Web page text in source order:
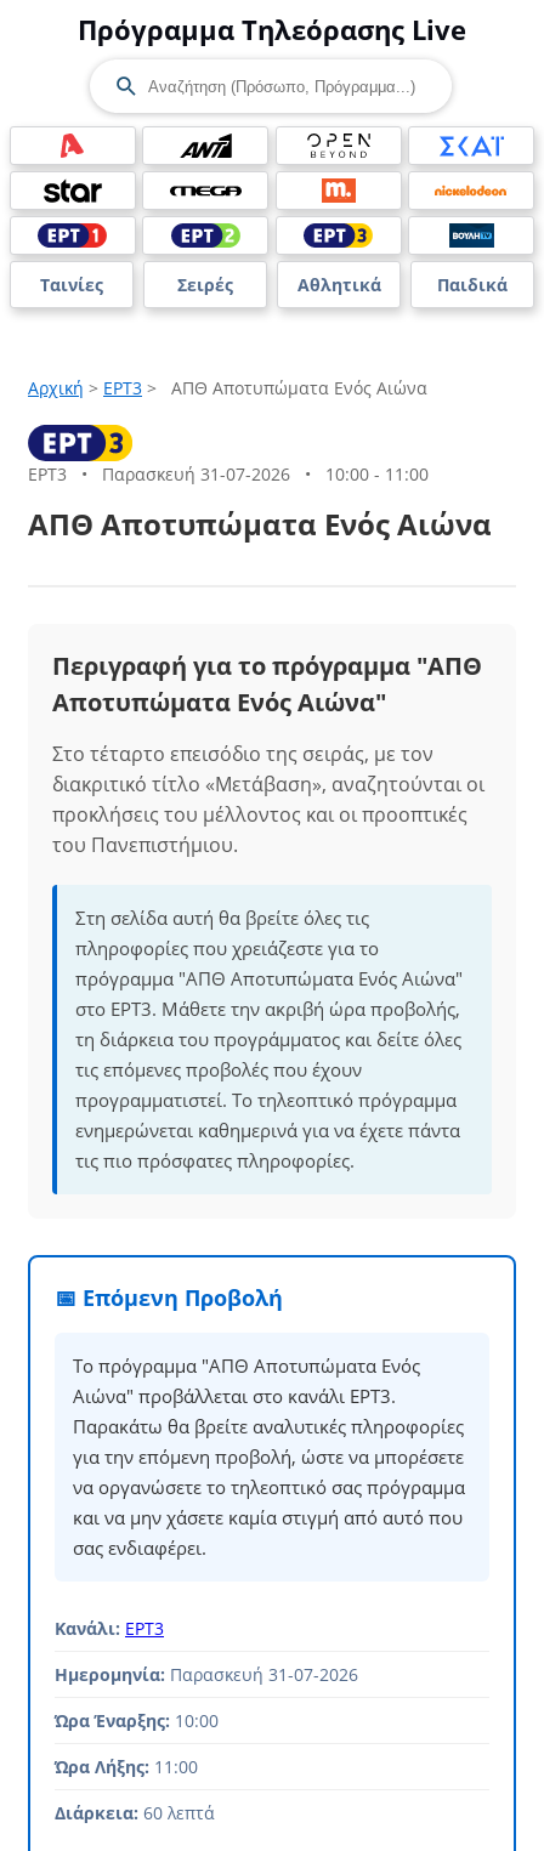
Πρόγραμμα Τηλεόρασης Live
Ταινίες Σειρές Αθλητικά Παιδικά
Αρχική > ΕΡΤ3 > ΑΠΘ Αποτυπώματα Ενός Αιώνα
ΕΡΤ3 • Παρασκευή 31-07-2026 • 10:00 - 11:00
ΑΠΘ Αποτυπώματα Ενός Αιώνα
Περιγραφή για το πρόγραμμα "ΑΠΘ
Αποτυπώματα Ενός Αιώνα"
Στο τέταρτο επεισόδιο της σειράς, με τον
διακριτικό τίτλο «Μετάβαση», αναζητούνται οι
προκλήσεις του μέλλοντος και οι προοπτικές
του Πανεπιστήμιου.
Στη σελίδα αυτή θα βρείτε όλες τις
πληροφορίες που χρειάζεστε για το
πρόγραμμα "ΑΠΘ Αποτυπώματα Ενός Αιώνα"
στο ΕΡΤ3. Μάθετε την ακριβή ώρα προβολής,
τη διάρκεια του προγράμματος και δείτε όλες
τις επόμενες προβολές που έχουν
προγραμματιστεί. Το τηλεοπτικό πρόγραμμα
ενημερώνεται καθημερινά για να έχετε πάντα
τις πιο πρόσφατες πληροφορίες.
📅 Επόμενη Προβολή
Το πρόγραμμα "ΑΠΘ Αποτυπώματα Ενός
Αιώνα" προβάλλεται στο κανάλι ΕΡΤ3.
Παρακάτω θα βρείτε αναλυτικές πληροφορίες
για την επόμενη προβολή, ώστε να μπορέσετε
να οργανώσετε το τηλεοπτικό σας πρόγραμμα
και να μην χάσετε καμία στιγμή από αυτό που
σας ενδιαφέρει.
Κανάλι: ΕΡΤ3
Ημερομηνία: Παρασκευή 31-07-2026
Ώρα Έναρξης: 10:00
Ώρα Λήξης: 11:00
Διάρκεια: 60 λεπτά